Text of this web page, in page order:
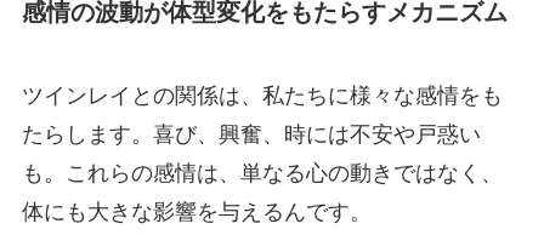
感情の波動が体型変化をもたらすメカニズム
ツインレイとの関係は、私たちに様々な感情をも
たらします。喜び、興奮、時には不安や戸惑い
も。これらの感情は、単なる心の動きではなく、
体にも大きな影響を与えるんです。